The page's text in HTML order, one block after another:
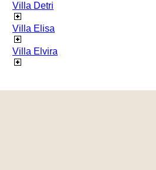
Villa Detri
Villa Elisa
Villa Elvira